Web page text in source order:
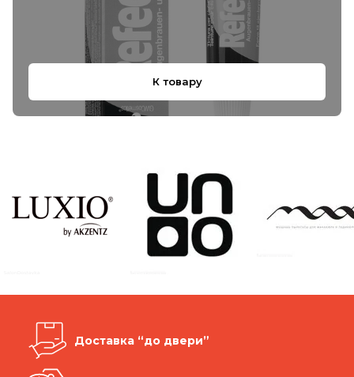
К товару
Доставка “до двери”